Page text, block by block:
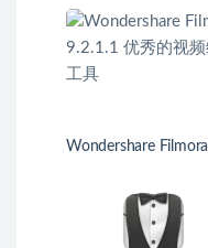
Wondershare Filmora